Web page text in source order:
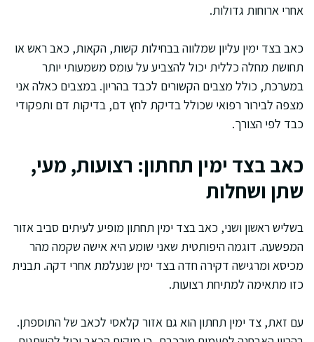
אחרי ארוחות גדולות.
כאב בצד ימין עליון שמלווה בבחילות קשות, הקאות, כאב ראש או
תחושת מחלה כללית יכול להצביע על עומס משמעותי יותר
במערכת, כולל מצבים הקשורים לכבד בהריון. במצבים כאלה אני
מצפה לבירור רפואי שכולל בדיקת לחץ דם, בדיקות דם ותפקודי
כבד לפי הצורך.
כאב בצד ימין תחתון: רצועות, מעי,
שתן ושחלות
בשליש ראשון ושני, כאב בצד ימין תחתון מופיע לעיתים סביב אזור
המפשעה. דוגמה היפותטית שאני שומע היא אישה שקמה מהר
מכיסא ומרגישה דקירה חדה בצד ימין שנעלמת אחרי דקה. תבנית
כזו מתאימה למתיחת רצועות.
עם זאת, צד ימין תחתון הוא גם אזור קלאסי לכאב של התוספתן.